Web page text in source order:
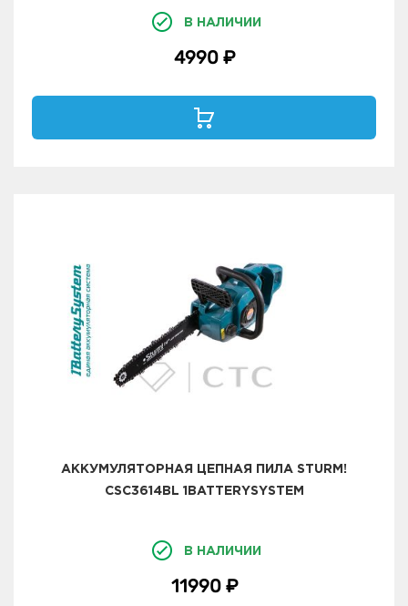
В НАЛИЧИИ
4990 ₽
АККУМУЛЯТОРНАЯ ЦЕПНАЯ ПИЛА STURM!
CSC3614BL 1BATTERYSYSTEM
В НАЛИЧИИ
11990 ₽